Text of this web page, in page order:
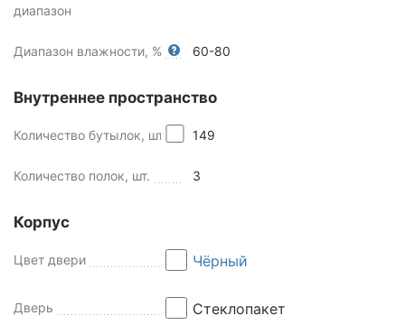
диапазон
Диапазон влажности, % 60-80
Внутреннее пространство
Количество бутылок, шт 149
Количество полок, шт. 3
Корпус
Цвет двери Чёрный
Дверь Стеклопакет